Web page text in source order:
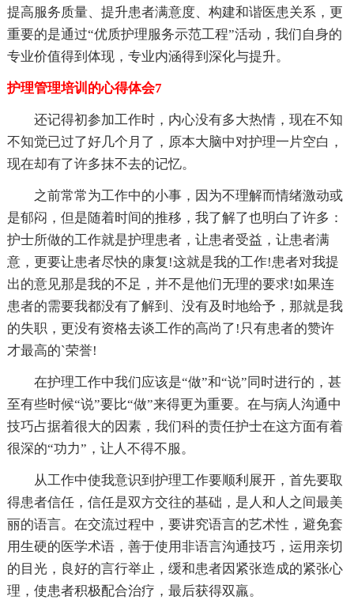
提高服务质量、提升患者满意度、构建和谐医患关系，更
重要的是通过“优质护理服务示范工程”活动，我们自身的
专业价值得到体现，专业内涵得到深化与提升。
护理管理培训的心得体会7
还记得初参加工作时，内心没有多大热情，现在不知
不知觉已过了好几个月了，原本大脑中对护理一片空白，
现在却有了许多抹不去的记忆。
之前常常为工作中的小事，因为不理解而情绪激动或
是郁闷，但是随着时间的推移，我了解了也明白了许多：
护士所做的工作就是护理患者，让患者受益，让患者满
意，更要让患者尽快的康复!这就是我的工作!患者对我提
出的意见那是我的不足，并不是他们无理的要求!如果连
患者的需要我都没有了解到、没有及时地给予，那就是我
的失职，更没有资格去谈工作的高尚了!只有患者的赞许
才最高的`荣誉!
在护理工作中我们应该是“做”和“说”同时进行的，甚
至有些时候“说”要比“做”来得更为重要。在与病人沟通中
技巧占据着很大的因素，我们科的责任护士在这方面有着
很深的“功力”，让人不得不服。
从工作中使我意识到护理工作要顺利展开，首先要取
得患者信任，信任是双方交往的基础，是人和人之间最美
丽的语言。在交流过程中，要讲究语言的艺术性，避免套
用生硬的医学术语，善于使用非语言沟通技巧，运用亲切
的目光，良好的言行举止，缓和患者因紧张造成的紧张心
理，使患者积极配合治疗，最后获得双羸。